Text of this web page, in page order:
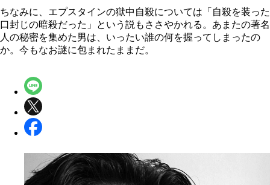
ちなみに、エプスタインの獄中自殺については「自殺を装った
口封じの暗殺だった」という説もささやかれる。あまたの著名
人の秘密を集めた男は、いったい誰の何を握ってしまったの
か。今もなお謎に包まれたままだ。